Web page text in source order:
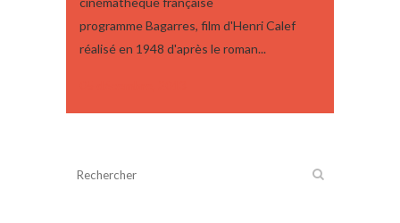
programme Bagarres, film d'Henri Calef
réalisé en 1948 d'après le roman...